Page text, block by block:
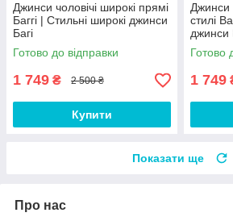
Джинси чоловічі широкі прямі
Баггі | Стильні широкі джинси
Багі
Готово до відправки
1 749 ₴ 2 500 ₴
Купити
Джинси
стилі
джинси
Готово
1 749
Показати ще
Про нас